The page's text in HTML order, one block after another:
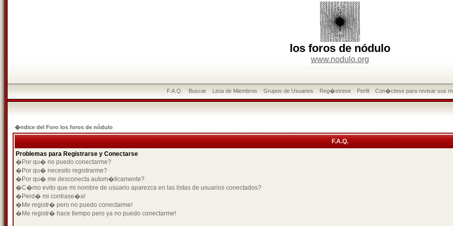
los foros de nódulo
www.nodulo.org
F.A.Q. Buscar Lista de Miembros Grupos de Usuarios Reg�strese Perfil Con�ctese para revisar sus
�ndice del Foro los foros de nódulo
F.A.Q.
Problemas para Registrarse y Conectarse
�Por qu� no puedo conectarme?
�Por qu� necesito registrarme?
�Por qu� me desconecta autom�ticamente?
�C�mo evito que mi nombre de usuario aparezca en las listas de usuarios conectados?
�Perd� mi contrase�a!
�Me registr� pero no puedo conectarme!
�Me registr� hace tiempo pero ya no puedo conectarme!